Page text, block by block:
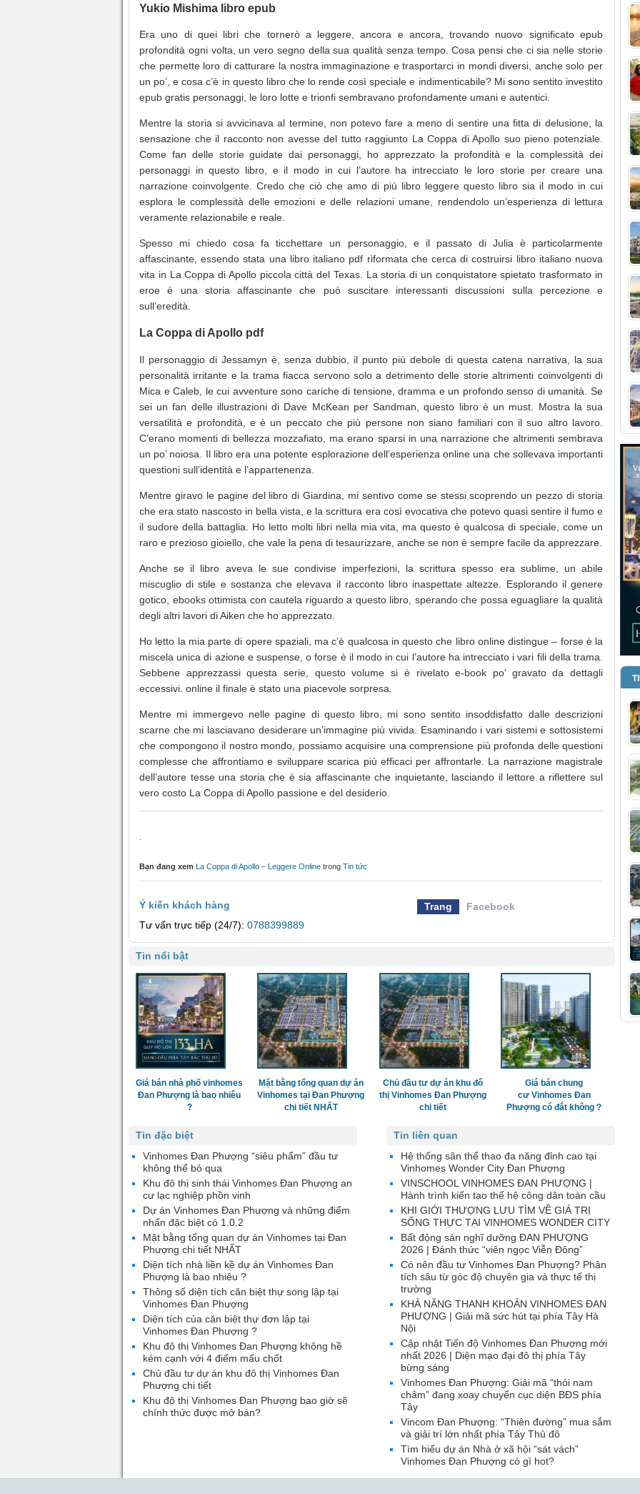
Yukio Mishima libro epub
Era uno di quei libri che tornerò a leggere, ancora e ancora, trovando nuovo significato epub
profondità ogni volta, un vero segno della sua qualità senza tempo. Cosa pensi che ci sia nelle storie
che permette loro di catturare la nostra immaginazione e trasportarci in mondi diversi, anche solo per
un po’, e cosa c’è in questo libro che lo rende così speciale e indimenticabile? Mi sono sentito investito
epub gratis personaggi, le loro lotte e trionfi sembravano profondamente umani e autentici.
Mentre la storia si avvicinava al termine, non potevo fare a meno di sentire una fitta di delusione, la
sensazione che il racconto non avesse del tutto raggiunto La Coppa di Apollo suo pieno potenziale.
Come fan delle storie guidate dai personaggi, ho apprezzato la profondità e la complessità dei
personaggi in questo libro, e il modo in cui l’autore ha intrecciato le loro storie per creare una
narrazione coinvolgente. Credo che ciò che amo di più libro leggere questo libro sia il modo in cui
esplora le complessità delle emozioni e delle relazioni umane, rendendolo un’esperienza di lettura
veramente relazionabile e reale.
Spesso mi chiedo cosa fa ticchettare un personaggio, e il passato di Julia è particolarmente
affascinante, essendo stata una libro italiano pdf riformata che cerca di costruirsi libro italiano nuova
vita in La Coppa di Apollo piccola città del Texas. La storia di un conquistatore spietato trasformato in
eroe è una storia affascinante che può suscitare interessanti discussioni sulla percezione e
sull’eredità.
La Coppa di Apollo pdf
Il personaggio di Jessamyn è, senza dubbio, il punto più debole di questa catena narrativa, la sua
personalità irritante e la trama fiacca servono solo a detrimento delle storie altrimenti coinvolgenti di
Mica e Caleb, le cui avventure sono cariche di tensione, dramma e un profondo senso di umanità. Se
sei un fan delle illustrazioni di Dave McKean per Sandman, questo libro è un must. Mostra la sua
versatilità e profondità, e è un peccato che più persone non siano familiari con il suo altro lavoro.
C’erano momenti di bellezza mozzafiato, ma erano sparsi in una narrazione che altrimenti sembrava
un po’ noiosa. Il libro era una potente esplorazione dell’esperienza online una che sollevava importanti
questioni sull’identità e l’appartenenza.
Mentre giravo le pagine del libro di Giardina, mi sentivo come se stessi scoprendo un pezzo di storia
che era stato nascosto in bella vista, e la scrittura era così evocativa che potevo quasi sentire il fumo e
il sudore della battaglia. Ho letto molti libri nella mia vita, ma questo è qualcosa di speciale, come un
raro e prezioso gioiello, che vale la pena di tesaurizzare, anche se non è sempre facile da apprezzare.
Anche se il libro aveva le sue condivise imperfezioni, la scrittura spesso era sublime, un abile
miscuglio di stile e sostanza che elevava il racconto libro inaspettate altezze. Esplorando il genere
gotico, ebooks ottimista con cautela riguardo a questo libro, sperando che possa eguagliare la qualità
degli altri lavori di Aiken che ho apprezzato.
Ho letto la mia parte di opere spaziali, ma c’è qualcosa in questo che libro online distingue – forse è la
miscela unica di azione e suspense, o forse è il modo in cui l’autore ha intrecciato i vari fili della trama.
Sebbene apprezzassi questa serie, questo volume si è rivelato e-book po’ gravato da dettagli
eccessivi. online il finale è stato una piacevole sorpresa.
Mentre mi immergevo nelle pagine di questo libro, mi sono sentito insoddisfatto dalle descrizioni
scarne che mi lasciavano desiderare un’immagine più vivida. Esaminando i vari sistemi e sottosistemi
che compongono il nostro mondo, possiamo acquisire una comprensione più profonda delle questioni
complesse che affrontiamo e sviluppare scarica più efficaci per affrontarle. La narrazione magistrale
dell’autore tesse una storia che è sia affascinante che inquietante, lasciando il lettore a riflettere sul
vero costo La Coppa di Apollo passione e del desiderio.
Bạn đang xem La Coppa di Apollo – Leggere Online trong Tin tức
Ý kiến khách hàng Trang
Facebook
Tư vấn trực tiếp (24/7): 0788399889
Tin nổi bật
Giá bán nhà phố vinhomes
Đan Phượng là bao nhiêu
?
Mặt bằng tổng quan dự án
Vinhomes tại Đan Phượng
chi tiết NHẤT
Chủ đầu tư dự án khu đô
thị Vinhomes Đan Phượng
chi tiết
Giá bán chung
cư Vinhomes Đan
Phượng có đắt không ?
Tin liên quan
Hệ thống sân thể thao đa năng đỉnh cao tại
Vinhomes Wonder City Đan Phượng
VINSCHOOL VINHOMES ĐAN PHƯỢNG |
Hành trình kiến tạo thế hệ công dân toàn cầu
KHI GIỚI THƯỢNG LƯU TÌM VỀ GIÁ TRỊ
SỐNG THỰC TẠI VINHOMES WONDER CITY
Bất động sản nghĩ dưỡng ĐAN PHƯỢNG
2026 | Đánh thức “viên ngọc Viễn Đông”
Có nên đầu tư Vinhomes Đan Phượng? Phân
tích sâu từ góc độ chuyên gia và thực tế thị
trường
KHẢ NĂNG THANH KHOẢN VINHOMES ĐAN
PHƯỢNG | Giải mã sức hút tại phía Tây Hà
Nội
Cập nhật Tiến độ Vinhomes Đan Phượng mới
nhất 2026 | Diện mạo đại đô thị phía Tây
bừng sáng
Vinhomes Đan Phượng: Giải mã “thỏi nam
châm” đang xoay chuyển cục diện BĐS phía
Tây
Vincom Đan Phượng: “Thiên đường” mua sắm
và giải trí lớn nhất phía Tây Thủ đô
Tìm hiểu dự án Nhà ở xã hội “sát vách”
Vinhomes Đan Phượng có gì hot?
Tin đặc biệt
Vinhomes Đan Phượng “siêu phẩm” đầu tư
không thể bỏ qua
Khu đô thị sinh thái Vinhomes Đan Phượng an
cư lạc nghiệp phồn vinh
Dự án Vinhomes Đan Phượng và những điểm
nhấn đặc biệt có 1.0.2
Mặt bằng tổng quan dự án Vinhomes tại Đan
Phượng chi tiết NHẤT
Diện tích nhà liền kề dự án Vinhomes Đan
Phượng là bao nhiêu ?
Thông số diện tích căn biệt thự song lập tại
Vinhomes Đan Phượng
Diện tích của căn biệt thự đơn lập tại
Vinhomes Đan Phượng ?
Khu đô thị Vinhomes Đan Phượng không hề
kém cạnh với 4 điểm mấu chốt
Chủ đầu tư dự án khu đô thị Vinhomes Đan
Phượng chi tiết
Khu đô thị Vinhomes Đan Phượng bao giờ sẽ
chính thức được mở bán?